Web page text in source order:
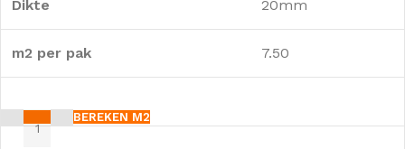
Dikte 20mm
m2 per pak 7.50
BEREKEN M2